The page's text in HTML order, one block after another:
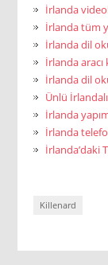
İrlanda
İrlanda tüm
İrlanda dil
İrlanda
İrlanda dil
Ünlü
İrlanda
İrlanda
İrlanda’daki
Killenard